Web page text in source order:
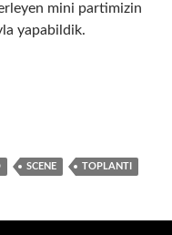
mini partimizin
yapabildik.
(24-25 Aralık 2016)
SCENE TOPLANTI